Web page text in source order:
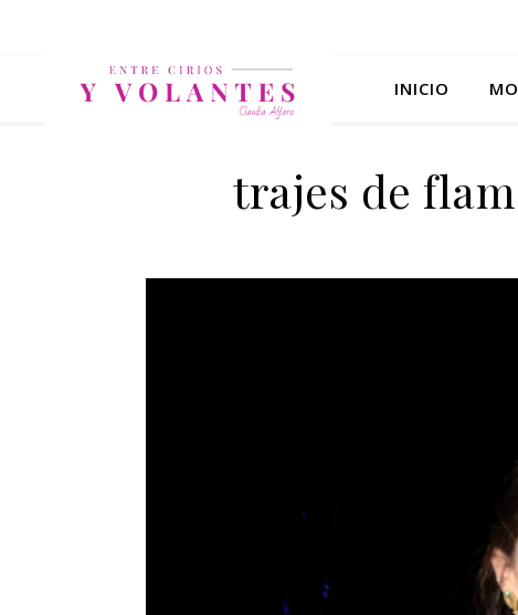
INICIO
trajes de